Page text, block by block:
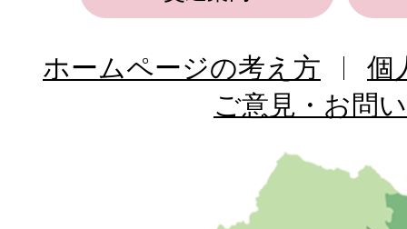
ホームページの考え方
個
ご意見・お問